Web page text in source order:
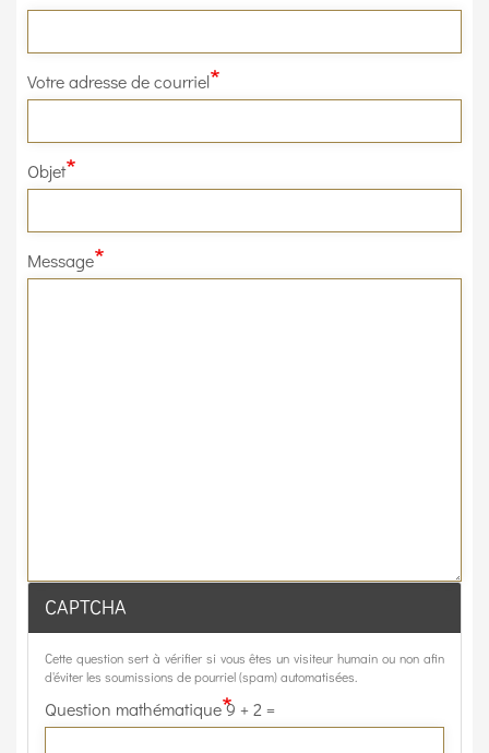
Votre adresse de courriel
Objet
Message
CAPTCHA
Cette question sert à vérifier si vous êtes un visiteur humain ou non afin
d'éviter les soumissions de pourriel (spam) automatisées.
Question mathématique9 + 2 =